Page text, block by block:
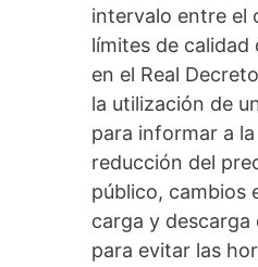
intervalo entre el
límites de calidad
en el Real
la utilización de
para informar a
reducción del
público, cambios
carga y descarga
para evitar las